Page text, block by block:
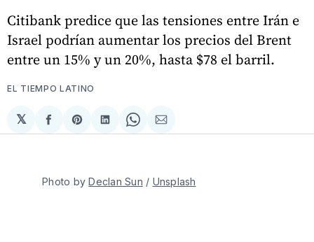
Citibank predice que las tensiones entre Irán e
Israel podrían aumentar los precios del Brent
entre un 15% y un 20%, hasta $78 el barril.
EL TIEMPO LATINO
𝕏
Compartir
en
Share
on
Compartir
en
Share
on
Compartir
via
Photo by Declan Sun / Unsplash